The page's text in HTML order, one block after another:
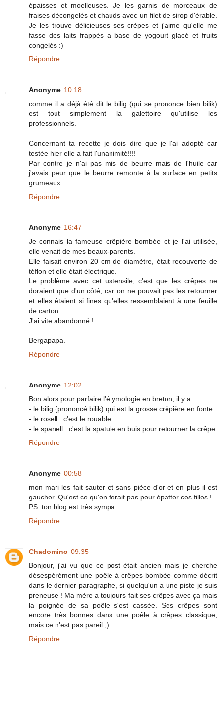
épaisses et moelleuses. Je les garnis de morceaux de
fraises décongelés et chauds avec un filet de sirop d'érable.
Je les trouve délicieuses ses crèpes et j'aime qu'elle me
fasse des laits frappés a base de yogourt glacé et fruits
congelés :)
Répondre
Anonyme 10:18
comme il a déjà été dit le bilig (qui se prononce bien bilik)
est tout simplement la galettoire qu'utilise les
professionnels.
Concernant ta recette je dois dire que je l'ai adopté car
testée hier elle a fait l'unanimité!!!!
Par contre je n'ai pas mis de beurre mais de l'huile car
j'avais peur que le beurre remonte à la surface en petits
grumeaux
Répondre
Anonyme 16:47
Je connais la fameuse crêpière bombée et je l'ai utilisée,
elle venait de mes beaux-parents.
Elle faisait environ 20 cm de diamètre, était recouverte de
téflon et elle était électrique.
Le problème avec cet ustensile, c'est que les crêpes ne
doraient que d'un côté, car on ne pouvait pas les retourner
et elles étaient si fines qu'elles ressemblaient à une feuille
de carton.
J'ai vite abandonné !
Bergapapa.
Répondre
Anonyme 12:02
Bon alors pour parfaire l'étymologie en breton, il y a :
- le bilig (prononcé bilik) qui est la grosse crêpière en fonte
- le rosell : c'est le rouable
- le spanell : c'est la spatule en buis pour retourner la crêpe
Répondre
Anonyme 00:58
mon mari les fait sauter et sans pièce d'or et en plus il est
gaucher. Qu'est ce qu'on ferait pas pour épatter ces filles !
PS: ton blog est très sympa
Répondre
Chadomino 09:35
Bonjour, j'ai vu que ce post était ancien mais je cherche
désespérément une poêle à crêpes bombée comme décrit
dans le dernier paragraphe, si quelqu'un a une piste je suis
preneuse ! Ma mère a toujours fait ses crêpes avec ça mais
la poignée de sa poêle s'est cassée. Ses crêpes sont
encore très bonnes dans une poêle à crêpes classique,
mais ce n'est pas pareil ;)
Répondre